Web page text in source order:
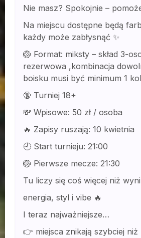
Nie masz? Spokojnie –
Na miejscu dostępne będą
każdy może zabłysnąć ✨
🏐 Format: miksty – skład 3-
rezerwowa ,kombinacja
boisku musi być minimum 1
🔞 Turniej 18+
💸 Wpisowe: 50 zł / osoba
🔥 Zapisy ruszają: 10 kwietnia
🕘 Start turnieju: 21:00
🏐 Pierwsze mecze: 21:30
Tu liczy się coś więcej niż
energia, styl i vibe 🔥
I teraz najważniejsze…
👉 miejsca znikają szybciej